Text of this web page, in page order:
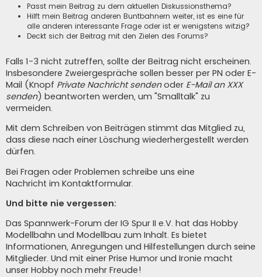
Passt mein Beitrag zu dem aktuellen Diskussionsthema?
Hilft mein Beitrag anderen Buntbahnern weiter, ist es eine für
alle anderen interessante Frage oder ist er wenigstens witzig?
Deckt sich der Beitrag mit den Zielen des Forums?
Falls 1-3 nicht zutreffen, sollte der Beitrag nicht erscheinen.
Insbesondere Zweiergespräche sollen besser per PN oder E-
Mail (Knopf Private Nachricht sendenoder E-Mail an XXX
senden) beantworten werden, um "Smalltalk" zu
vermeiden.
Mit dem Schreiben von Beiträgen stimmt das Mitglied zu,
dass diese nach einer Löschung wiederhergestellt werden
dürfen.
Bei Fragen oder Problemen schreibe uns eine
Nachricht im Kontaktformular.
Und bitte nie vergessen:
Das Spannwerk-Forum der IG Spur II e.V. hat das Hobby
Modellbahn und Modellbau zum Inhalt. Es bietet
Informationen, Anregungen und Hilfestellungen durch seine
Mitglieder. Und mit einer Prise Humor und Ironie macht
unser Hobby noch mehr Freude!